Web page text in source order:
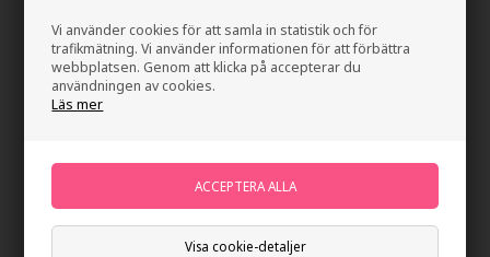
Vi använder cookies för att samla in statistik och för
trafikmätning. Vi använder informationen för att förbättra
webbplatsen. Genom att klicka på accepterar du
användningen av cookies.
Läs mer
Visa cookie-detaljer
LEVERANS
Så skickar vi ditt paket
Hair247 skickar ditt paket med BRING och GLS/DB Schenker.
Vi packar ordrar på lagret varje dag för att fösäkra att du får en